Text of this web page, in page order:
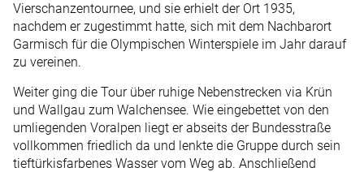
Vierschanzentournee, und sie erhielt der Ort 1935,
nachdem er zugestimmt hatte, sich mit dem Nachbarort
Garmisch für die Olympischen Winterspiele im Jahr darauf
zu vereinen.
Weiter ging die Tour über ruhige Nebenstrecken via Krün
und Wallgau zum Walchensee. Wie eingebettet von den
umliegenden Voralpen liegt er abseits der Bundesstraße
vollkommen friedlich da und lenkte die Gruppe durch sein
tieftürkisfarbenes Wasser vom Weg ab. Anschließend